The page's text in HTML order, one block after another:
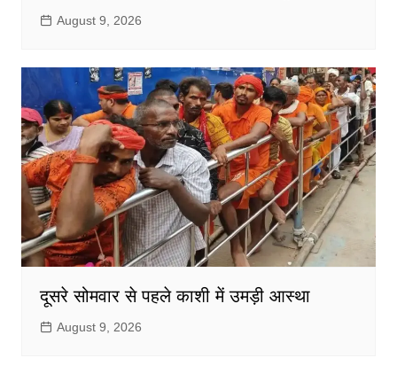
August 9, 2026
दूसरे सोमवार से पहले काशी में उमड़ी आस्था
August 9, 2026